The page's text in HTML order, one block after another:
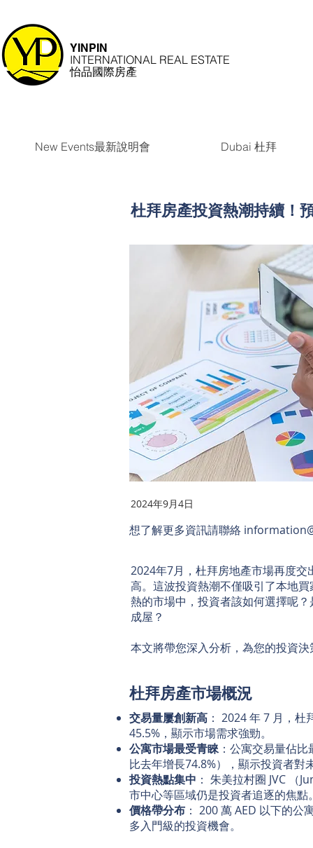
YINPIN
INTERNATIONAL REAL ESTATE
怡品國際房產
New Events最新說明會 Dubai 杜拜
杜拜房產投資熱潮持續！
2024年9月4日
想了解更多資訊請聯絡
2024年7月，杜拜房地產市場再度
高。這波投資熱潮不僅吸引了本地
熱的市場中，投資者該如何選擇呢
成屋？
本文將帶您深入分析，為您的投資
杜拜房產市場概況
交易量屢創新高 ： 2024 年 7 月，
45.5%，顯示市場需求強勁。
公寓市場最受青睞：公寓交易量佔比
比去年增長74.8%），顯示投資者
投資熱點集中 ： 朱美拉村圈 JVC
市中心等區域仍是投資者追逐的焦
價格帶分布 ： 200 萬 AED 以下的
多入門級的投資機會。